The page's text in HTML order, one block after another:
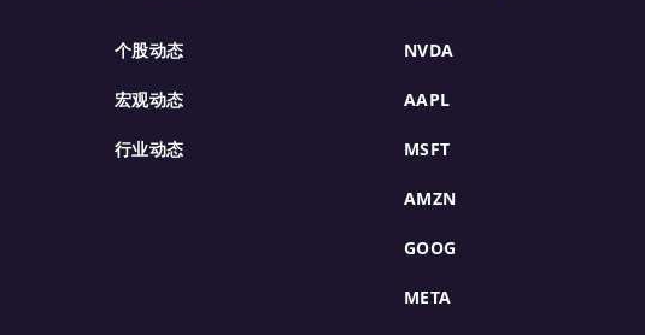
个股动态
宏观动态
行业动态
NVDA
AAPL
MSFT
AMZN
GOOG
META